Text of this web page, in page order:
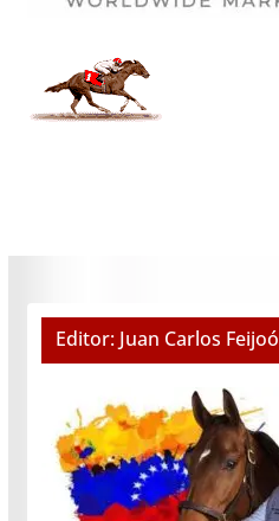
Editor: Juan Carlos Feijoó